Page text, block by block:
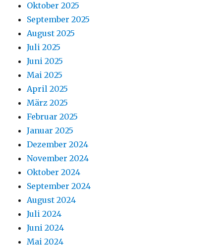
Oktober 2025
September 2025
August 2025
Juli 2025
Juni 2025
Mai 2025
April 2025
März 2025
Februar 2025
Januar 2025
Dezember 2024
November 2024
Oktober 2024
September 2024
August 2024
Juli 2024
Juni 2024
Mai 2024